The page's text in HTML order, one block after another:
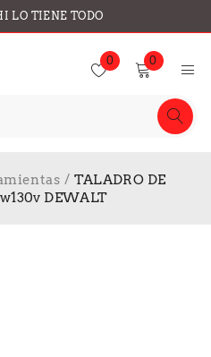
LO TIENE TODO
0 0
/ TALADRO DE
DEWALT